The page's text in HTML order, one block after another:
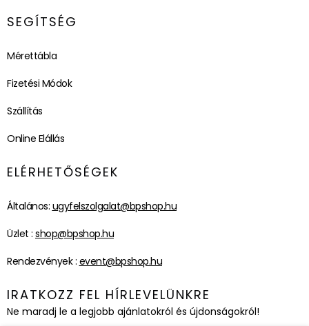
SEGÍTSÉG
Mérettábla
Fizetési Módok
Szállítás
Online Elállás
ELÉRHETŐSÉGEK
Általános: ugyfelszolgalat@bpshop.hu
Üzlet : shop@bpshop.hu
Rendezvények : event@bpshop.hu
IRATKOZZ FEL HÍRLEVELÜNKRE
Ne maradj le a legjobb ajánlatokról és újdonságokról!